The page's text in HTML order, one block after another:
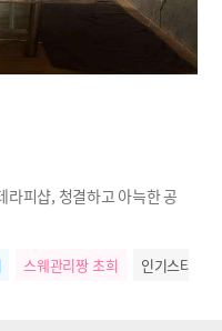
라피샵, 청결하고 아늑한 공
스웨관리짱 초희 인기스타 미소